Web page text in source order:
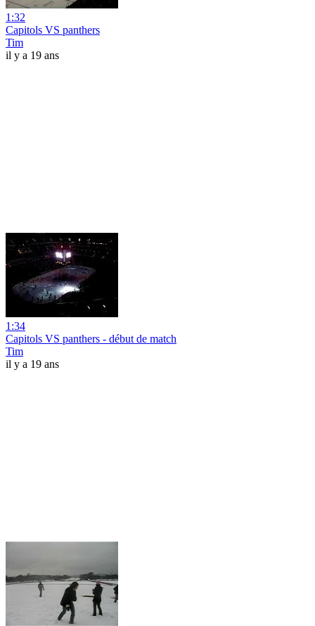
1:32
Capitols VS panthers
Tim
il y a 19 ans
1:34
Capitols VS panthers - début de match
Tim
il y a 19 ans